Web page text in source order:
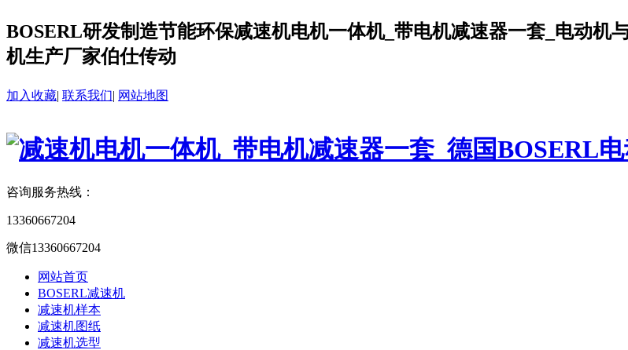
BOSERL研发制造节能环保减速机电机一体机_带电机减速器一套_电动机
机生产厂家伯仕传动
加入收藏| 联系我们| 网站地图
咨询服务热线：
13360667204
微信13360667204
网站首页
BOSERL减速机
减速机样本
减速机图纸
减速机选型